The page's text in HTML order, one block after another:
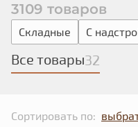
3109 товаров
Складные С
Все товары32
Сортировать по: